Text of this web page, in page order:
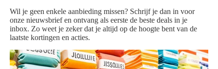
Wil je geen enkele aanbieding missen? Schrijf je dan in voor
onze nieuwsbrief en ontvang als eerste de beste deals in je
inbox. Zo weet je zeker dat je altijd op de hoogte bent van de
laatste kortingen en acties.